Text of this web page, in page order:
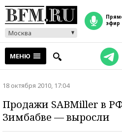
Москва
прямой
эфир
МЕНЮ
18 октября 2010, 17:04
Продажи SABMiller в
Зимбабве — выросли